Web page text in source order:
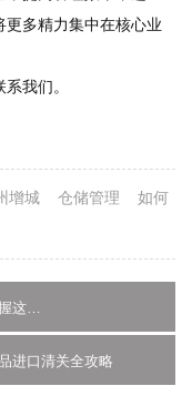
多精力集中在核心业
我们。
增城 仓储管理
如何
进口清关全攻略